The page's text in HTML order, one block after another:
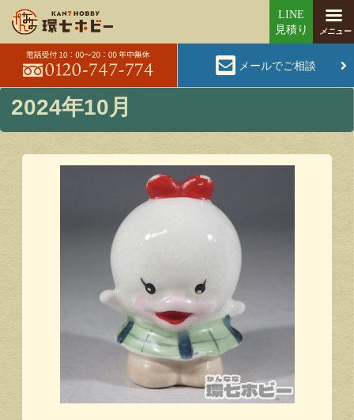
メールでご相談
2024年10月